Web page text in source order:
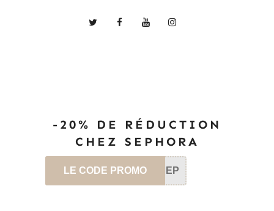
-20% DE RÉDUCTION
CHEZ SEPHORA
LE CODE PROMO SEP